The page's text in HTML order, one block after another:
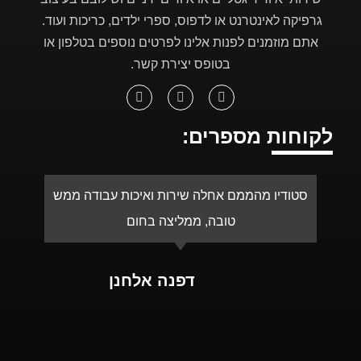
מ 24 שעות, או בימים עמוסים עד
מ 24 שעות, או בימים עמוסים עד
יומיים)
גרפיקה לאינטרנט או לדפוס, ספרי ילדים, כריכות ועוד.
אתם מוזמנים לפנות אלינו לפרטים נוספים בטלפון או
בטופס יצירת קשר.
לקוחות מספרים:
סטודיו מהממם אחלה שירות ואיכות עבודה ממש
טובה, ממליצה בחום
דפנה אלחנן